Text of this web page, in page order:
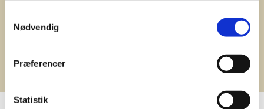
Nødvendig
Præferencer
Statistik